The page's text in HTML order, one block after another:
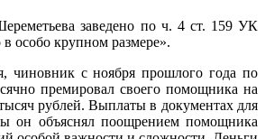
заведено по ч. 4 ст. 159 УК
особо крупном размере».
чиновник с ноября прошлого года по
премировал своего помощника на
рублей. Выплаты в документах для
он объяснял поощрением помощника